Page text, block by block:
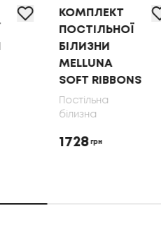
КОМПЛЕКТ
ПОСТІЛЬНОЇ
БІЛИЗНИ
MELLUNA
SOFT RIBBONS
Постільна
білизна
1728 грн